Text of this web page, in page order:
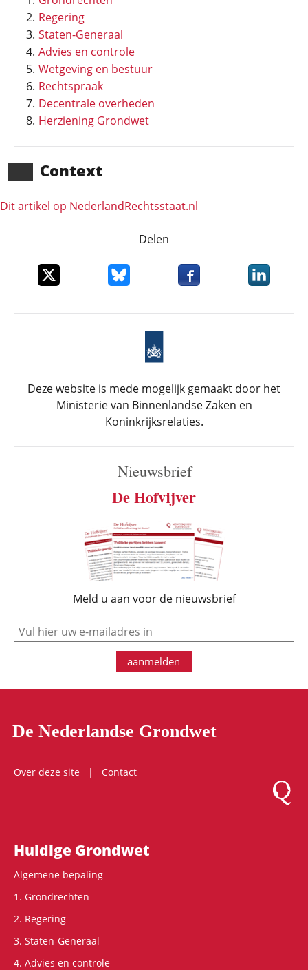
Regering
Staten-Generaal
Advies en controle
Wetgeving en bestuur
Rechtspraak
Decentrale overheden
Herziening Grondwet
Context
Dit artikel op NederlandRechts­staat.nl
Delen
Deel dit item op XDeel dit item op Bluesky
Deel dit item opDeel dit
Deze website is mede mogelijk gemaakt door het
Ministerie van Binnenlandse Zaken en
Koninkrijksrelaties.
Nieuwsbrief
De Hofvijver
Meld u aan voor de nieuwsbrief
e-mail
aanmelden
De Nederlandse Grondwet
Over deze site
Contact
Logo
Hoofdnavigatie
Huidige Grondwet
Algemene bepaling
1. Grondrechten
2. Regering
3. Staten-Generaal
4. Advies en controle